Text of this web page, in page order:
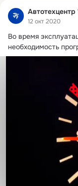
12 окт 2020
Во время
необходимость